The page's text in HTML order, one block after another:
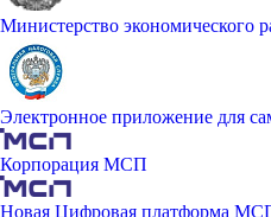
Министерство экономического
Электронное приложение для
Корпорация МСП
Новая Цифровая платформа